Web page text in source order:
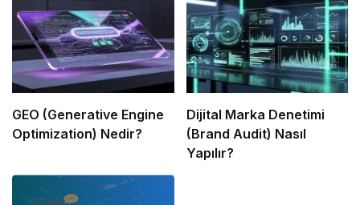
GEO (Generative Engine
Optimization) Nedir?
Dijital Marka Denetimi
(Brand Audit) Nasıl
Yapılır?